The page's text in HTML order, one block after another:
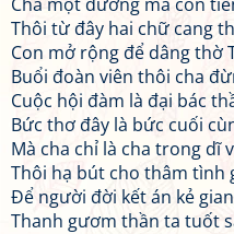
Thôi từ đây hai chữ cang
Con mở rộng để dâng thờ
Buổi đoàn viên thôi cha
Cuộc hội đàm là đại bác
Bức thơ đây là bức cuối
Mà cha chỉ là cha trong dĩ
Thôi hạ bút cho thâm tình
Để người đời kết án kẻ
Thanh gươm thần ta tuốt